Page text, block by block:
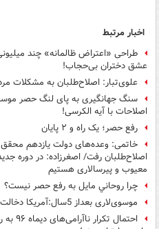
اخبار مرتبط
طراحی «اعتراض ظالمانه» چند
عشق دختران بی‌حجاب!
علوی‌تبار: اصلاح‌طلبان به مشکلات
سنگ جهانگیری به پای لنگ حصر
اصلاحات با آیه الکرسی!
رفع حصر؛ یک راه و ۲ پایان
خاتمی: وعده‌های دولت یازدهم محقق
اصلاح‌طلبان رفت/ اصغرزاده: در دوره
معیوب و پیرسالاری هستیم
چرا روحاني مايل به رفع حصر نيست؟
موسوی‌لاری بعداز 5سال:آمریکا دخالت نکند